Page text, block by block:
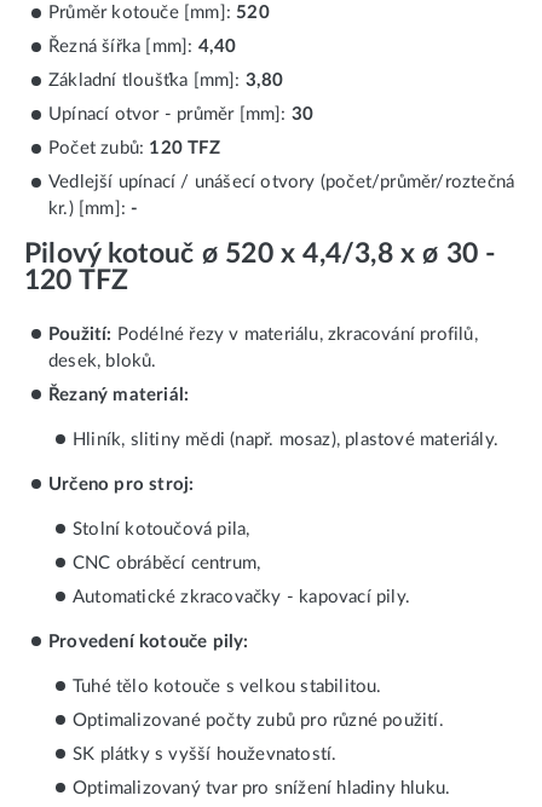
Průměr kotouče [mm]:520
Řezná šířka [mm]: 4,40
Základní tloušťka [mm]: 3,80
Upínací otvor - průměr [mm]: 30
Počet zubů: 120 TFZ
Vedlejší upínací / unášecí otvory (počet/průměr/roztečná
kr.) [mm]:-
Pilový kotouč ø 520 x 4,4/3,8 x ø 30 -
120 TFZ
Použití: Podélné řezy v materiálu, zkracování profilů,
desek, bloků.
Řezaný materiál:
Hliník, slitiny mědi (např. mosaz), plastové materiály.
Určeno pro stroj:
Stolní kotoučová pila,
CNC obráběcí centrum,
Automatické zkracovačky - kapovací pily.
Provedení kotouče pily:
Tuhé tělo kotouče s velkou stabilitou.
Optimalizované počty zubů pro různé použití.
SK plátky s vyšší houževnatostí.
Optimalizovaný tvar pro snížení hladiny hluku.